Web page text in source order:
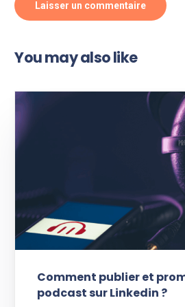
You may also like
Comment publier et
podcast sur Linkedin ?